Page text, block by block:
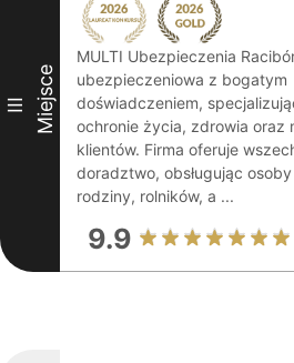
III Miejsce
MULTI Ubezpieczenia
ubezpieczeniowa z bogatym
doświadczeniem,
ochronie życia, zdrowia oraz
klientów. Firma oferuje
doradztwo, obsługując
rodziny, rolników, a ...
9.9